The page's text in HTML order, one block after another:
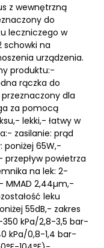
z wewnętrzną
do
leczniczego w
schowki na
urządzenia.
produktu:-
rączka do
dla
za pomocą
lekki,- łatwy w
zasilanie: prąd
poniżej 65W,-
przepływ powietrza
na lek: 2-
MMAD 2,44µm,-
leku
55dB,- zakres
kPa/2,8-3,5 bar-
kPa/0,8-1,4 bar-